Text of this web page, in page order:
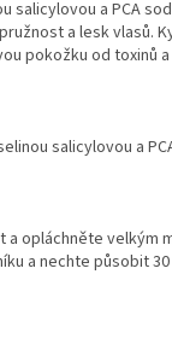
a PCA
a lesk vlasů.
pokožku od toxinů
salicylovou a
opláchněte velkým
a nechte působit